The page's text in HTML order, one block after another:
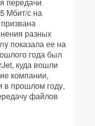
Мбит/с на
разных
показала ее на
года был
куда вошли
компании,
в прошлом году,
файлов